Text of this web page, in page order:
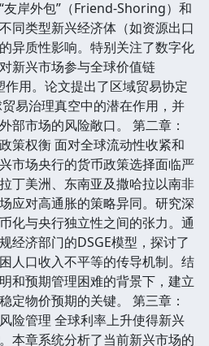
友岸外包”（Friend-Shoring）和
同类型新兴经济体（如资源出口
异质性影响。特别关注了数字化
新兴市场参与全球价值链
作用。论文提出了区域贸易协定
贸易治理真空中的潜在作用，并
部市场的风险敞口。 第二章：
策权衡 面对全球流动性收紧和
市场央行的货币政策选择面临严
丁美洲、东南亚及撒哈拉以南非
应对高通胀的策略异同。研究深
化与央行独立性之间的张力。通
经济部门的DSGE模型，探讨了
人口收入不平等的传导机制。结
和预期管理困难的背景下，建立
定物价预期的关键。 第三章：
险管理 全球利率上升使得新兴
本章系统分析了当前新兴市场的